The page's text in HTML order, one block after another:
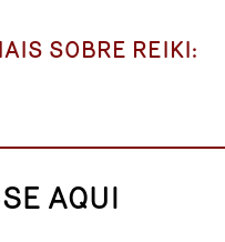
SOBRE REIKI:
AQUI